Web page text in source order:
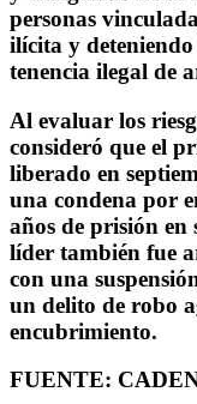
personas
ilícita y
tenencia ilegal de
Al evaluar los
consideró que el
liberado en
una condena por
años de prisión en
líder también fue
con una
un delito de robo
encubrimiento.
FUENTE: